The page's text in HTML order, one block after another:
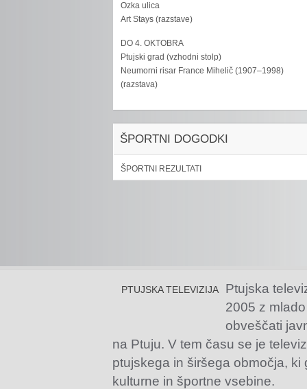
Ozka ulica
Art Stays (razstave)
DO 4. OKTOBRA
Ptujski grad (vzhodni stolp)
Neumorni risar France Mihelič (1907–1998)
(razstava)
ŠPORTNI DOGODKI
ŠPORTNI REZULTATI
PTUJSKA TELEVIZIJA
Ptujska
2005 z
obveščati
na Ptuju. V tem času se je
ptujskega in širšega območja,
kulturne in športne vsebine.